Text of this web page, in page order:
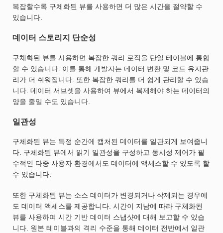
복잡할수록 구체화된 뷰를 사용하면 더 많은 시간을 절약할 수
있습니다.
데이터 스토리지 단순성
구체화된 뷰를 사용하면 복잡한 쿼리 로직을 단일 테이블에 통합
할 수 있습니다. 이를 통해 개발자는 데이터 변환 및 코드 유지관
리가 더 쉬워집니다. 또한 복잡한 쿼리를 더 쉽게 관리할 수 있습
니다. 데이터 서브셋을 사용하여 뷰에서 복제해야 하는 데이터의
양을 줄일 수도 있습니다.
일관성
구체화된 뷰는 특정 순간에 캡처된 데이터를 일관되게 보여줍니
다. 구체화된 뷰에서 읽기 일관성을 구성하고 동시성 제어가 필
수적인 다중 사용자 환경에서도 데이터에 액세스할 수 있도록 할
수 있습니다.
또한 구체화된 뷰는 소스 데이터가 변경되거나 삭제되는 경우에
도 데이터 액세스를 제공합니다. 시간이 지남에 따라 구체화된
뷰를 사용하여 시간 기반 데이터 스냅샷에 대해 보고할 수 있습
니다. 원본 테이블과의 격리 수준을 통해 데이터 전반에서 일관